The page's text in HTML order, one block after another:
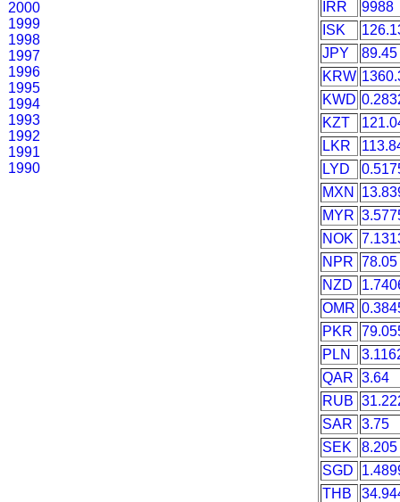
2000
1999
1998
1997
1996
1995
1994
1993
1992
1991
1990
IRR
9988
ISK
JPY
89.45
KRW
KWD
KZT
LKR
LYD
MXN
MYR
NOK
NPR 78.05
NZD
OMR
PKR
PLN
QAR 3.64
RUB
SAR
3.75
SEK
8.205
SGD
THB